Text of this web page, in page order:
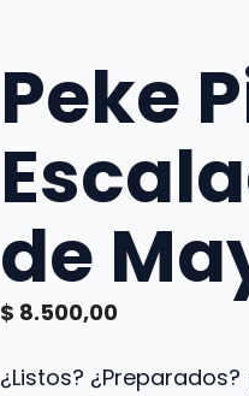
Peke
de
$ 8.500,00
¿Listos? ¿Preparados?